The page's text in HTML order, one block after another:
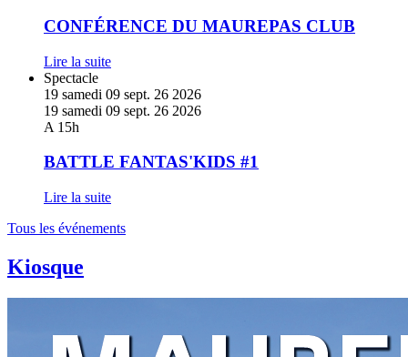
CONFÉRENCE
DU
MAUREPAS
CLUB
CONFÉRENCE DU MAUREPAS CLUB
Lire la suite
En
savoir
plus
sur
FANTAS'KIDS
Spectacle
19 samedi 09 sept. 26 2026
19 samedi 09 sept. 26 2026
A 15h
BATTLE FANTAS'KIDS #1
Lire la suite
Tous les événements
Kiosque